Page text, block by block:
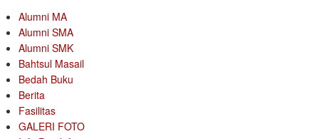
Alumni MA
Alumni SMA
Alumni SMK
Bahtsul Masail
Bedah Buku
Berita
Fasilitas
GALERI FOTO